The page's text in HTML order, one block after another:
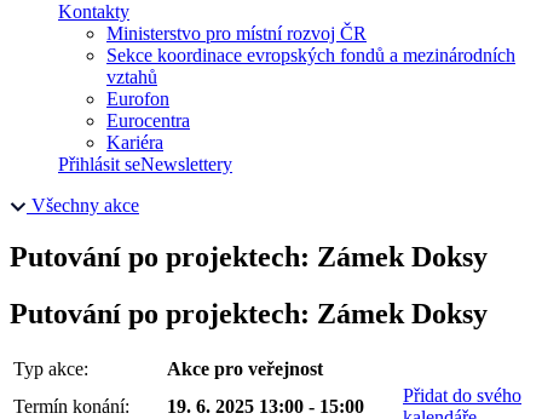
Kontakty
Ministerstvo pro místní rozvoj ČR
Sekce koordinace evropských fondů a mezinárodních
vztahů
Eurofon
Eurocentra
Kariéra
Přihlásit seNewslettery
Všechny akce
Putování po projektech: Zámek Doksy
Putování po projektech: Zámek Doksy
Typ akce:
Akce pro veřejnost
Termín konání:
19. 6. 2025 13:00 - 15:00
Přidat do svého